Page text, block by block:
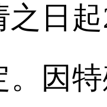
之日
。因